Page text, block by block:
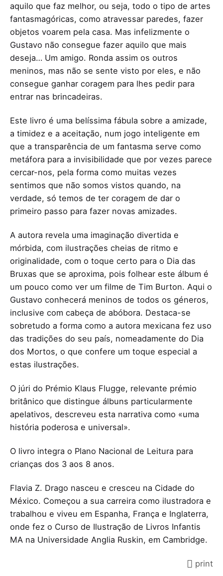
aquilo que faz melhor, ou seja, todo o tipo de artes
fantasmagóricas, como atravessar paredes, fazer
objetos voarem pela casa. Mas infelizmente o
Gustavo não consegue fazer aquilo que mais
deseja… Um amigo. Ronda assim os outros
meninos, mas não se sente visto por eles, e não
consegue ganhar coragem para lhes pedir para
entrar nas brincadeiras.
Este livro é uma belíssima fábula sobre a amizade,
a timidez e a aceitação, num jogo inteligente em
que a transparência de um fantasma serve como
metáfora para a invisibilidade que por vezes parece
cercar-nos, pela forma como muitas vezes
sentimos que não somos vistos quando, na
verdade, só temos de ter coragem de dar o
primeiro passo para fazer novas amizades.
A autora revela uma imaginação divertida e
mórbida, com ilustrações cheias de ritmo e
originalidade, com o toque certo para o Dia das
Bruxas que se aproxima, pois folhear este álbum é
um pouco como ver um filme de Tim Burton. Aqui o
Gustavo conhecerá meninos de todos os géneros,
inclusive com cabeça de abóbora. Destaca-se
sobretudo a forma como a autora mexicana fez uso
das tradições do seu país, nomeadamente do Dia
dos Mortos, o que confere um toque especial a
estas ilustrações.
O júri do Prémio Klaus Flugge, relevante prémio
britânico que distingue álbuns particularmente
apelativos, descreveu esta narrativa como «uma
história poderosa e universal».
O livro integra o Plano Nacional de Leitura para
crianças dos 3 aos 8 anos.
Flavia Z. Drago nasceu e cresceu na Cidade do
México. Começou a sua carreira como ilustradora e
trabalhou e viveu em Espanha, França e Inglaterra,
onde fez o Curso de Ilustração de Livros Infantis
MA na Universidade Anglia Ruskin, em Cambridge.
print